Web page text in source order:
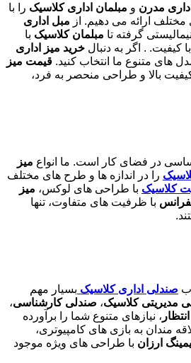
مدرن و مبلمان اداری کلاسیک را با
مختلف ارائه می دهیم. از مبل اداری
گرفته تا مبلمان کلاسیک با
کیفیت. . اگر به دنبال خرید میز اداری
های متنوع ما انتخاب کنید. قیمت میز
کیفیت بالا و طراحی منحصر به فرد،
در فضای کار است. ما انواع میز
را در اندازه ها و طرح های مختلف
کلاسیک با طراحی های لوکس، میز
با ظرفیت های متفاوت، تنها
.
صندلی اداری کلاسیک بسیار مهم
مدیریتی کلاسیک، صندلی کارشناسی،
، نیازهای متنوع شما را برآورده
مندان به بازی های کامپیوتری،
ارزان با طراحی های ویژه موجود